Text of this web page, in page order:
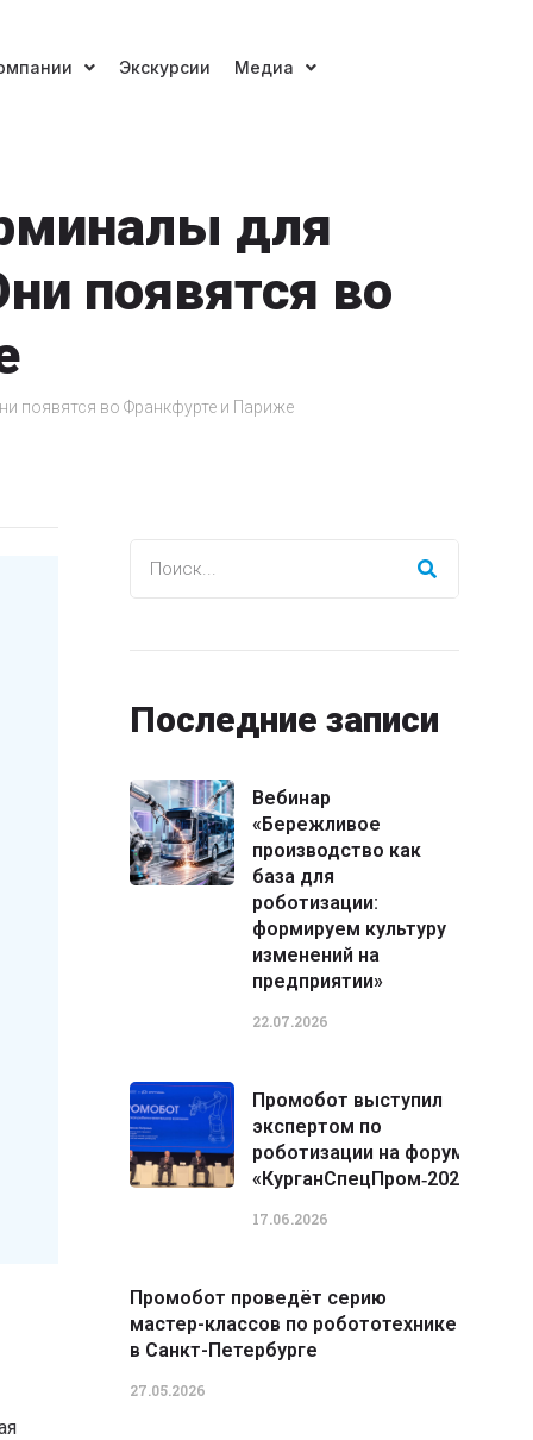
Экскурсии Медиа
для
появятся во
появятся во Франкфурте и Париже
Последние записи
Вебинар
«Бережливое
производство как
база для
роботизации:
формируем культуру
изменений на
предприятии»
22.07.2026
Промобот выступил
экспертом по
роботизации на форуме
«КурганСпецПром‑2026»
17.06.2026
Промобот проведёт серию
мастер-классов по робототехнике
в Санкт-Петербурге
27.05.2026